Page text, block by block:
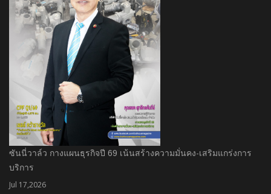
ซันนี่วาล์ว กางแผนธุรกิจปี 69 เน้นสร้างความมั่นคง-เสริมแกร่งการ
บริการ
Jul 17,2026